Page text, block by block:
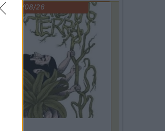
09/08/26